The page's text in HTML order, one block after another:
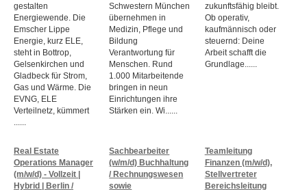
gestalten
Energiewende. Die
Emscher Lippe
Energie, kurz ELE,
steht in Bottrop,
Gelsenkirchen und
Gladbeck für Strom,
Gas und Wärme. Die
EVNG, ELE
Verteilnetz, kümmert
Schwestern München
übernehmen in
Medizin, Pflege und
Bildung
Verantwortung für
Menschen. Rund
1.000 Mitarbeitende
bringen in neun
Einrichtungen ihre
Stärken ein. Wi......
zukunftsfähig bleibt.
Ob operativ,
kaufmännisch oder
steuernd: Deine
Arbeit schafft die
Grundlage......
Real Estate
Operations Manager
(m/w/d) - Vollzeit |
Hybrid | Berlin /
Sachbearbeiter
(w/m/d) Buchhaltung
/ Rechnungswesen
sowie
Teamleitung
Finanzen (m/w/d),
Stellvertreter
Bereichsleitung